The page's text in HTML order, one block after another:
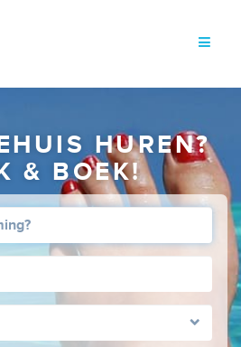
HUREN?
& BOEK!